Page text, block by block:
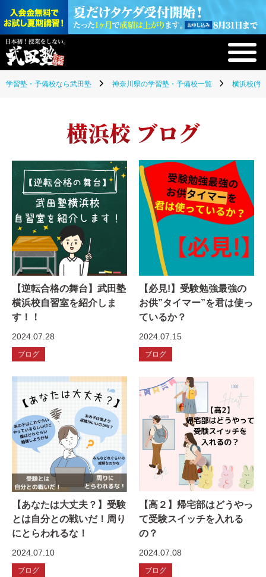
学習塾・予備校なら武田塾 神奈川県の学習塾・予備校一覧 横浜校(学
横浜校 ブログ
【逆転合格の舞台】武田塾
横浜校自習室を紹介しま
す！！
2024.07.28
ブログ
【必見!】受験勉強最強の
お供”タイマー”を君は使っ
ているか？
2024.07.15
ブログ
【あなたは大丈夫？】受験
とは自分との戦いだ！周り
にとらわれるな！
2024.07.10
ブログ
【高２】帰宅部はどうやっ
て受験スイッチを入れる
の？
2024.07.08
ブログ